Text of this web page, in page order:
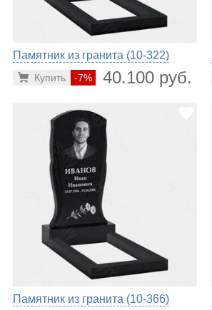
Памятник из гранита (10-322)
-7% 40.100 руб.
Купить
Памятник из гранита (10-366)